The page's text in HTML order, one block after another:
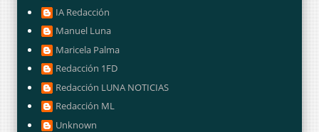
IA Redacción
Manuel Luna
Maricela Palma
Redacción 1FD
Redacción LUNA NOTICIAS
Redacción ML
Unknown